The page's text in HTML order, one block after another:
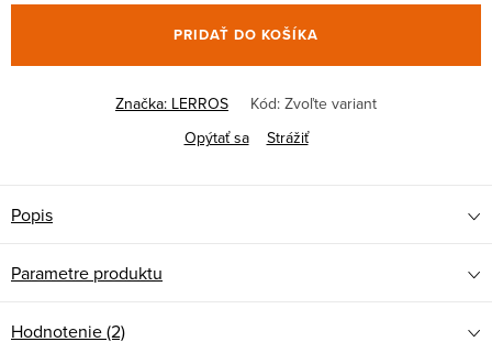
PRIDAŤ DO KOŠÍKA
Značka: LERROS Kód: Zvoľte variant
Opýtať sa
Strážiť
Popis
Parametre produktu
Hodnotenie (2)